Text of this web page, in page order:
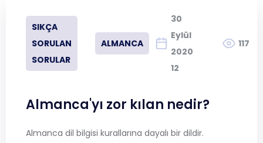
İngilizce
Almanca
SIKÇA
SORULAN
SORULAR
ALMANCA
30
Eylül
2020
12
117
Almanca'yı zor kılan nedir?
Almanca dil bilgisi kurallarına dayalı bir dildir.